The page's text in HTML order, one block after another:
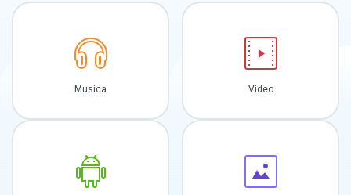
Musica Video